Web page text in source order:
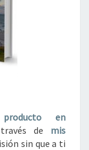
en
de mis
sin que a ti